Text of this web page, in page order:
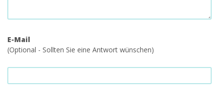
E-Mail
(Optional - Sollten Sie eine Antwort wünschen)